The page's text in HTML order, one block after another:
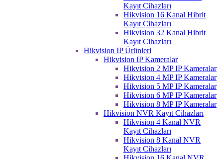
Kayıt Cihazları
Hikvision 16 Kanal Hibrit
Kayıt Cihazları
Hikvision 32 Kanal Hibrit
Kayıt Cihazları
Hikvision IP Ürünleri
Hikvision IP Kameralar
Hikvision 2 MP IP Kameralar
Hikvision 4 MP IP Kameralar
Hikvision 5 MP IP Kameralar
Hikvision 6 MP IP Kameralar
Hikvision 8 MP IP Kameralar
Hikvision NVR Kayıt Cihazları
Hikvision 4 Kanal NVR
Kayıt Cihazları
Hikvision 8 Kanal NVR
Kayıt Cihazları